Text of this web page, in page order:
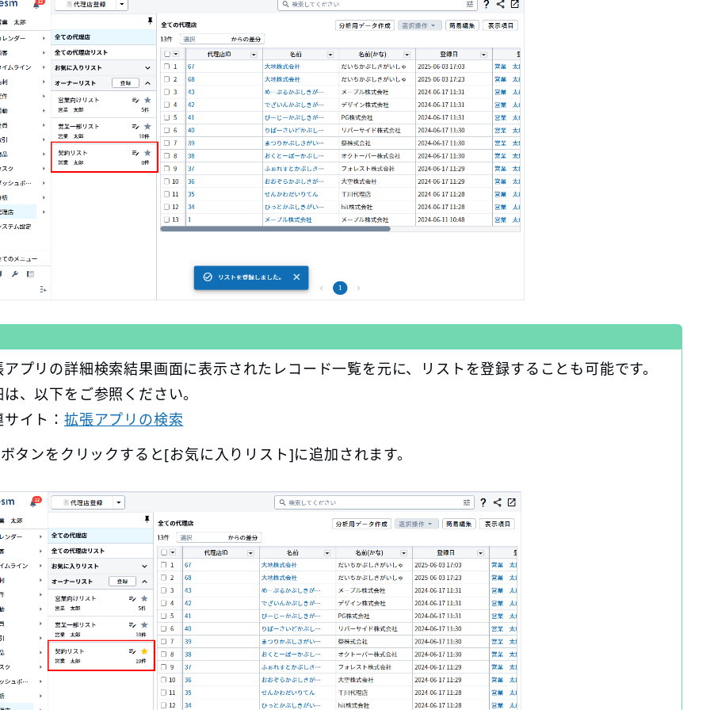
アプリの詳細検索結果画面に表示されたレコード一覧を元に、リストを登録することも可能です。
、以下をご参照ください。
イト： 拡張アプリの検索
タンをクリックすると[お気に入りリスト]に追加されます。